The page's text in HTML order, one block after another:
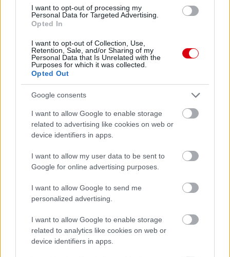
I want to opt-out of processing my
Personal Data for Targeted Advertising.
Opted In
I want to opt-out of Collection, Use,
Retention, Sale, and/or Sharing of my
Personal Data that Is Unrelated with the
Purposes for which it was collected.
Opted Out
Google consents
I want to allow Google to enable storage
related to advertising like cookies on web or
device identifiers in apps.
I want to allow my user data to be sent to
Google for online advertising purposes.
I want to allow Google to send me
personalized advertising.
I want to allow Google to enable storage
related to analytics like cookies on web or
device identifiers in apps.
Manchester United
Felkészülési szezon 4. mérkőzés
2026-08-08 17:00
ELŐZŐ MÉRKŐZÉSEK
Támogatás
Támogasd adományoddal